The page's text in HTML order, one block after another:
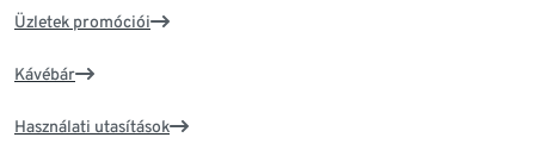
Üzletek promóciói
Kávébár
Használati utasítások